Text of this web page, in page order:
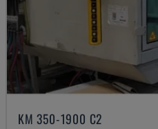
KM 350-1900 C2